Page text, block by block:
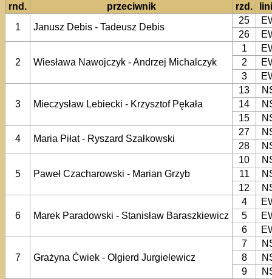
rnd. przeciwnik rzd.
1
Janusz Debis - Tadeusz Debis
25
26
2 Wiesława Nawojczyk - Andrzej Michalczyk
1
2
3
3 Mieczysław Lebiecki - Krzysztof Pękała
13
14
15
4
Maria Piłat - Ryszard Szałkowski
27
28
5 Paweł Czacharowski - Marian Grzyb
10
11
12
6 Marek Paradowski - Stanisław Baraszkiewicz
4
5
6
7 Grażyna Ćwiek - Olgierd Jurgielewicz
7
8
9